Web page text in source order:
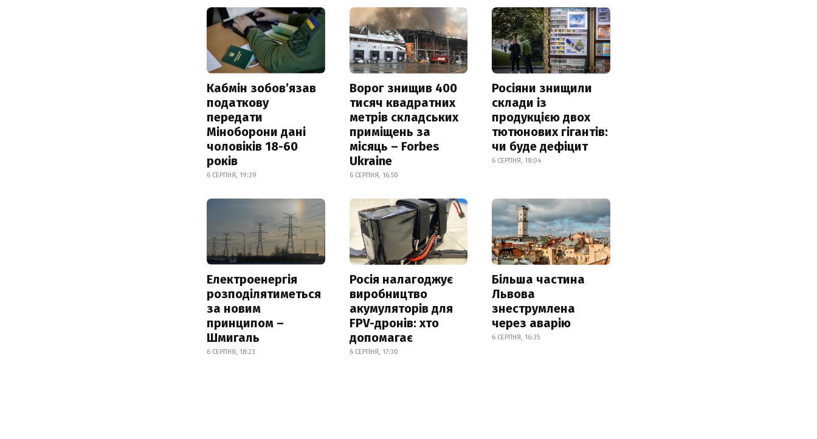
Кабмін зобовʼязав
податкову
передати
Міноборони дані
чоловіків 18-60
років
6 СЕРПНЯ, 19:39
Ворог знищив 400
тисяч квадратних
метрів складських
приміщень за
місяць – Forbes
Ukraine
6 СЕРПНЯ, 16:50
Росіяни знищили
склади із
продукцією двох
тютюнових гігантів:
чи буде дефіцит
6 СЕРПНЯ, 18:04
Електроенергія
розподілятиметься
за новим
принципом –
Шмигаль
6 СЕРПНЯ, 18:23
Росія налагоджує
виробництво
акумуляторів для
FPV-дронів: хто
допомагає
6 СЕРПНЯ, 17:30
Більша частина
Львова
знеструмлена
через аварію
6 СЕРПНЯ, 16:35